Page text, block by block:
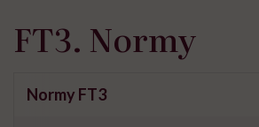
FT3. Normy
Normy FT3